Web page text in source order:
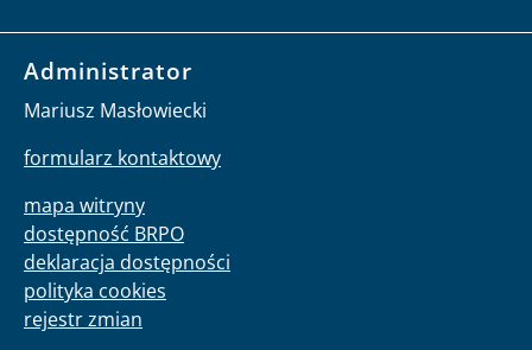
Administrator
Mariusz Masłowiecki
formularz kontaktowy
mapa witryny
dostępność BRPO
deklaracja dostępności
polityka cookies
rejestr zmian